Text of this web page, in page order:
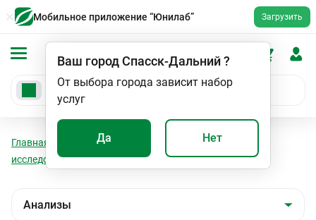
Мобильное приложение “Юнилаб” Загрузить
Ваш городСпасск-Дальний?
От выбора города зависит набор
услуг
Да Нет
Главная Анализы
Биохимические
исследования
Макро- и микроэлементы